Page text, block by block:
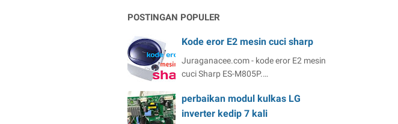
POSTINGAN POPULER
Kode eror E2 mesin cuci sharp
Juraganacee.com - kode eror E2 mesin
cuci Sharp ES-M805P.…
perbaikan modul kulkas LG
inverter kedip 7 kali